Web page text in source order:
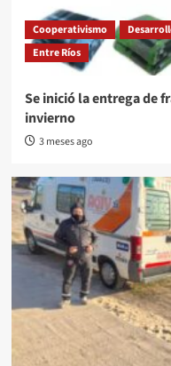
Cooperativismo
Entre Ríos
Se inició la entrega de
invierno
3 meses ago